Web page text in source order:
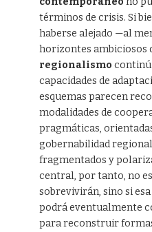
términos de crisis. Si
haberse alejado —al
horizontes ambiciosos
regionalismo
capacidades de
esquemas parecen
modalidades de
pragmáticas,
gobernabilidad
fragmentados y
central, por tanto, no
sobrevivirán, sino si
podrá eventualmente
para reconstruir